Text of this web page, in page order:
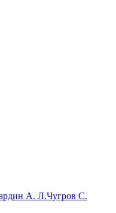
А. Л.Чугров С.